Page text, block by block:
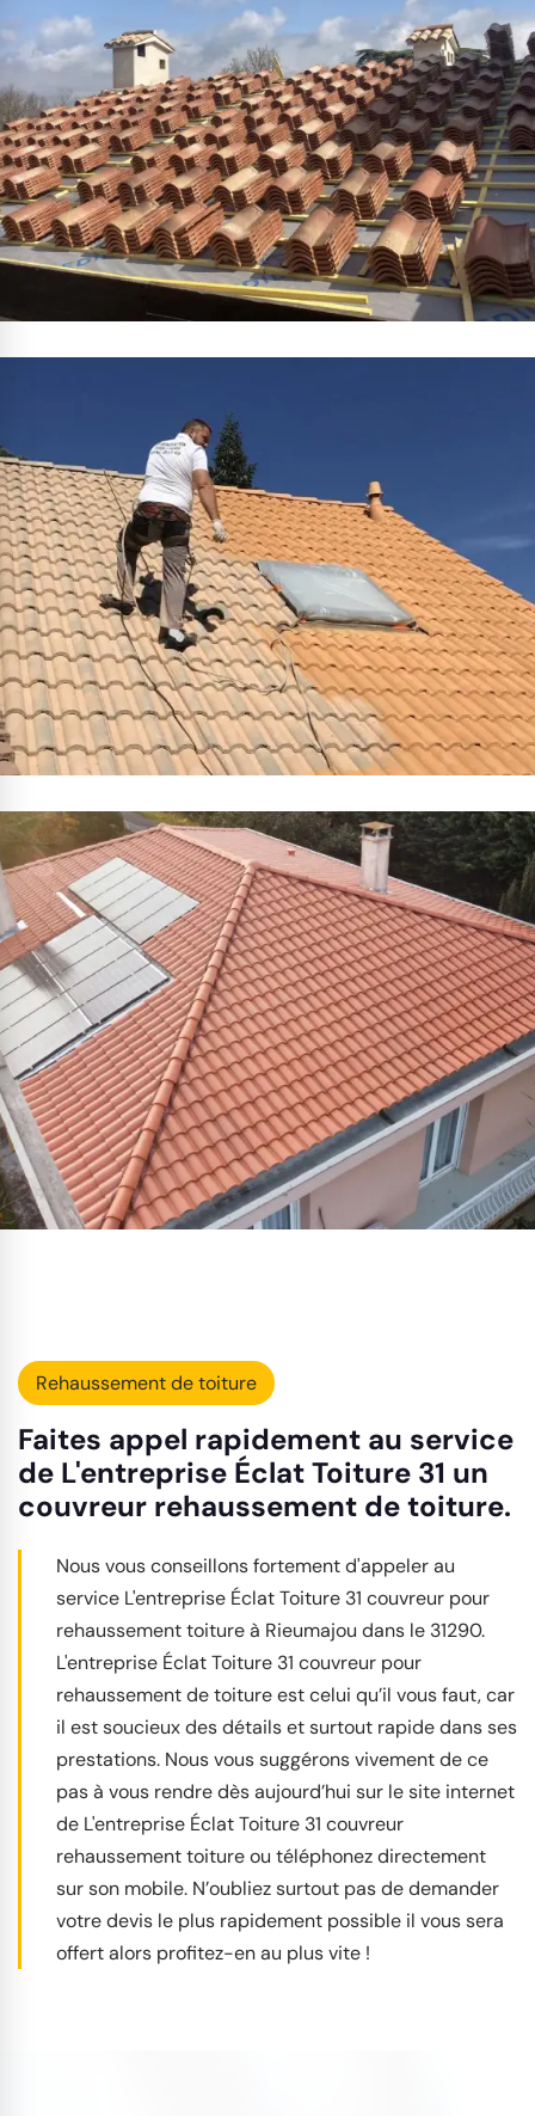
Rehaussement de toiture
Faites appel rapidement au service
de L'entreprise Éclat Toiture 31 un
couvreur rehaussement de toiture.
Nous vous conseillons fortement d'appeler au
service L'entreprise Éclat Toiture 31 couvreur pour
rehaussement toiture à Rieumajou dans le 31290.
L'entreprise Éclat Toiture 31 couvreur pour
rehaussement de toiture est celui qu’il vous faut, car
il est soucieux des détails et surtout rapide dans ses
prestations. Nous vous suggérons vivement de ce
pas à vous rendre dès aujourd’hui sur le site internet
de L'entreprise Éclat Toiture 31 couvreur
rehaussement toiture ou téléphonez directement
sur son mobile. N’oubliez surtout pas de demander
votre devis le plus rapidement possible il vous sera
offert alors profitez-en au plus vite !